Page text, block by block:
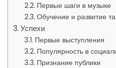
Первые шаги в музыке
Обучение и развитие
Успехи
Первые выступления
Популярность в
Признание публики